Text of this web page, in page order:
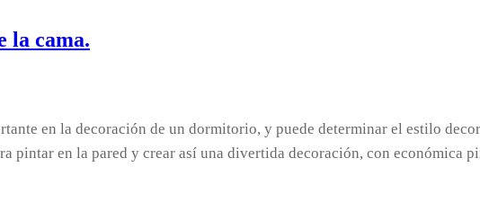
la cama.
en la decoración de un dormitorio, y puede determinar el estilo
pintar en la pared y crear así una divertida decoración, con económica